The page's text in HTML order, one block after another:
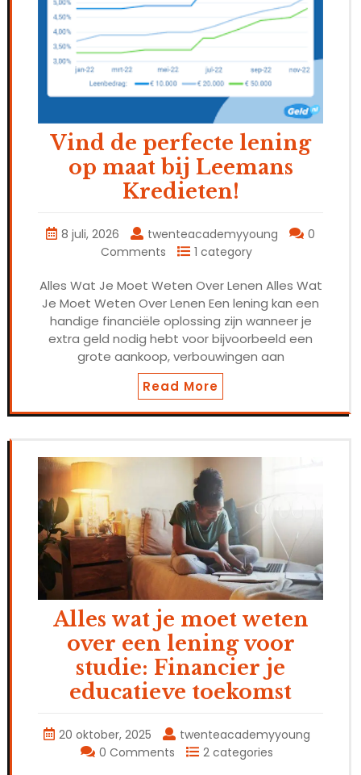
Vind de perfecte lening
op maat bij Leemans
Kredieten!
8 juli, 2026 twenteacademyyoung
0
Comments
1 category
Alles Wat Je Moet Weten Over Lenen Alles Wat
Je Moet Weten Over Lenen Een lening kan een
handige financiële oplossing zijn wanneer je
extra geld nodig hebt voor bijvoorbeeld een
grote aankoop, verbouwingen aan
Read More
Alles wat je moet weten
over een lening voor
studie: Financier je
educatieve toekomst
20 oktober, 2025
twenteacademyyoung
0 Comments
2 categories